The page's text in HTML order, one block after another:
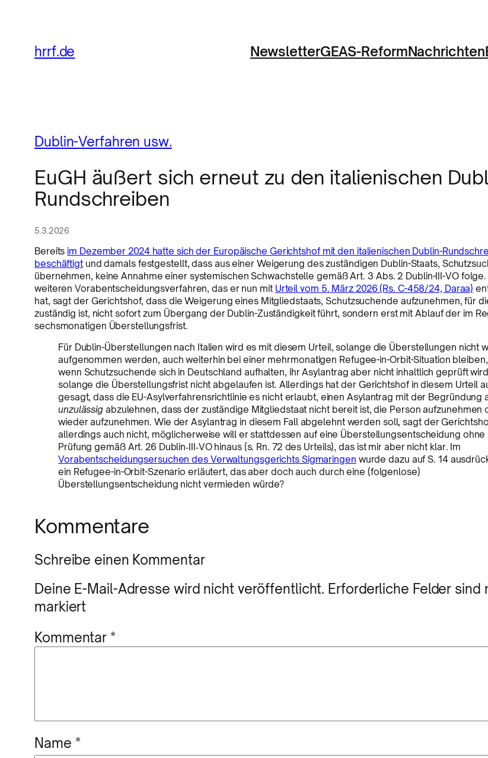
hrrf.de NewsletterGEAS-ReformNachrichten
Dublin-Verfahren usw.
EuGH äußert sich erneut zu den italienischen
Rundschreiben
5.3.2026
Bereitsim Dezember 2024 hatte sich der Europäische Gerichtshof mit den italienischen Dublin-
beschäftigtund damals festgestellt, dass aus einer Weigerung des zuständigen Dublin-Staats,
übernehmen, keine Annahme einer systemischen Schwachstelle gemäß Art. 3 Abs. 2 Dublin-III-VO folge.
weiteren Vorabentscheidungsverfahren, das er nun mit Urteil vom 5. März 2026 (Rs. C-458/24, Daraa)
hat, sagt der Gerichtshof, dass die Weigerung eines Mitgliedstaats, Schutzsuchende aufzunehmen, für
zuständig ist, nicht sofort zum Übergang der Dublin-Zuständigkeit führt, sondern erst mit Ablauf der im
sechsmonatigen Überstellungsfrist.
Für Dublin-Überstellungen nach Italien wird es mit diesem Urteil, solange die Überstellungen nicht
aufgenommen werden, auch weiterhin bei einer mehrmonatigen Refugee-in-Orbit-Situation bleiben,
wenn Schutzsuchende sich in Deutschland aufhalten, ihr Asylantrag aber nicht inhaltlich geprüft
solange die Überstellungsfrist nicht abgelaufen ist. Allerdings hat der Gerichtshof in diesem Urteil
gesagt, dass die EU-Asylverfahrensrichtlinie es nicht erlaubt, einen Asylantrag mit der Begründung
unzulässig abzulehnen, dass der zuständige Mitgliedstaat nicht bereit ist, die Person aufzunehmen
wieder aufzunehmen. Wie der Asylantrag in diesem Fall abgelehnt werden soll, sagt der
allerdings auch nicht, möglicherweise will er stattdessen auf eine Überstellungsentscheidung ohne
Prüfung gemäß Art. 26 Dublin‑III‑VO hinaus (s. Rn. 72 des Urteils), das ist mir aber nicht klar. Im
Vorabentscheidungsersuchen des Verwaltungsgerichts Sigmaringen wurde dazu auf S. 14
ein Refugee-in-Orbit-Szenario erläutert, das aber doch auch durch eine (folgenlose)
Überstellungsentscheidung nicht vermieden würde?
Kommentare
Schreibe einen Kommentar
Deine E-Mail-Adresse wird nicht veröffentlicht. Erforderliche Felder sind
markiert
Kommentar *
Name *